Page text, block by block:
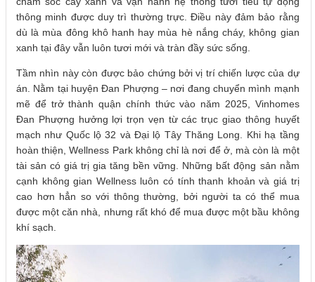
thông minh được duy trì thường trực. Điều này đảm bảo rằng
dù là mùa đông khô hanh hay mùa hè nắng cháy, không gian
xanh tại đây vẫn luôn tươi mới và tràn đầy sức sống.
Tầm nhìn này còn được bảo chứng bởi vị trí chiến lược của dự
án. Nằm tại huyện Đan Phượng – nơi đang chuyển mình mạnh
mẽ để trở thành quận chính thức vào năm 2025, Vinhomes
Đan Phượng hưởng lợi trọn vẹn từ các trục giao thông huyết
mạch như Quốc lộ 32 và Đại lộ Tây Thăng Long. Khi hạ tầng
hoàn thiện, Wellness Park không chỉ là nơi để ở, mà còn là một
tài sản có giá trị gia tăng bền vững. Những bất động sản nằm
cạnh không gian Wellness luôn có tính thanh khoản và giá trị
cao hơn hẳn so với thông thường, bởi người ta có thể mua
được một căn nhà, nhưng rất khó để mua được một bầu không
khí sạch.